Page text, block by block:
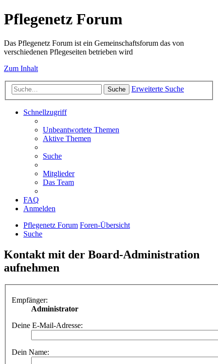
Pflegenetz Forum
Das Pflegenetz Forum ist ein Gemeinschaftsforum das von
verschiedenen Pflegeseiten betrieben wird
Zum Inhalt
Suche Erweiterte Suche
Schnellzugriff
Unbeantwortete Themen
Aktive Themen
Suche
Mitglieder
Das Team
FAQ
Anmelden
Pflegenetz Forum Foren-Übersicht
Suche
Kontakt mit der Board-Administration
aufnehmen
Empfänger:
Administrator
Deine E-Mail-Adresse:
Dein Name: